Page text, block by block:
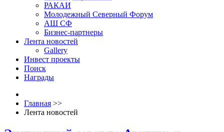
РАКАИ
Молодежный Северный Форум
АШ СФ
Бизнес-партнеры
Лента новостей
Gallery
Инвест проекты
Поиск
Награды
Главная >>
Лента новостей